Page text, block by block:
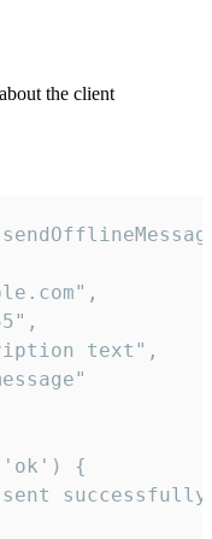
the client
text",
'ok') {